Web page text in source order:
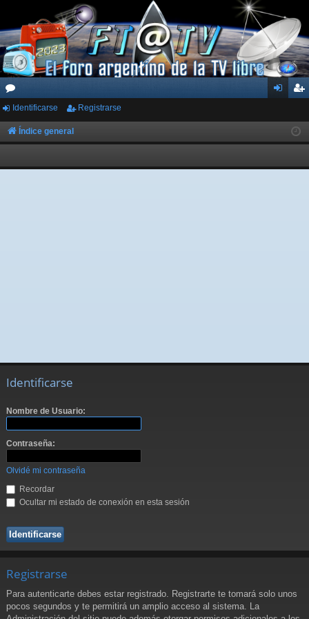
or
os
ar
ist
rs
Identificarse Registrarse
Índice general
Identificarse
Nombre de Usuario:
Contraseña:
Olvidé mi contraseña
Recordar
Ocultar mi estado de conexión en esta sesión
Registrarse
Para autenticarte debes estar registrado. Registrarte te tomará solo unos
pocos segundos y te permitirá un amplio acceso al sistema. La